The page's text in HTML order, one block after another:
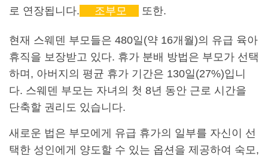
로 연장됩니다. 조부모 또한.
현재 스웨덴 부모들은 480일(약 16개월)의 유급 육아
휴직을 보장받고 있다. 휴가 분배 방법은 부모가 선택
하며, 아버지의 평균 휴가 기간은 130일(27%)입니
다. 스웨덴 부모는 자녀의 첫 8년 동안 근로 시간을
단축할 권리도 있습니다.
새로운 법은 부모에게 유급 휴가의 일부를 자신이 선
택한 성인에게 양도할 수 있는 옵션을 제공하여 숙모,